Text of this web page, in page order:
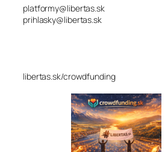
platformy@libertas.sk
prihlasky@libertas.sk
libertas.sk/crowdfunding